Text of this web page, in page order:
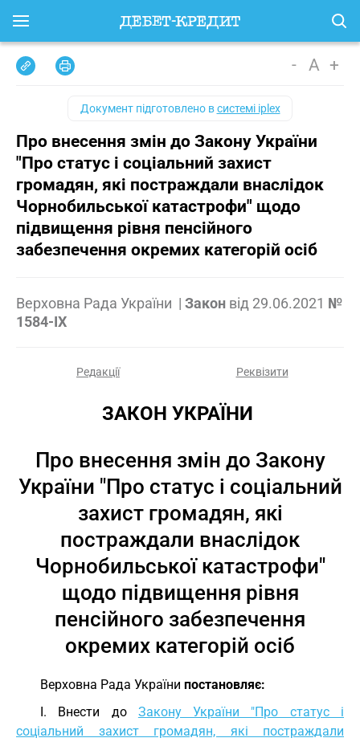
- A +
Документ підготовлено всистемі iplex
Про внесення змін до Закону України
"Про статус і соціальний захист
громадян, які постраждали внаслідок
Чорнобильської катастрофи" щодо
підвищення рівня пенсійного
забезпечення окремих категорій осіб
Верховна Рада України | Закон від 29.06.2021 №
1584-IX
Редакції Реквізити
ЗАКОН УКРАЇНИ
Про внесення змін до Закону
України "Про статус і соціальний
захист громадян, які
постраждали внаслідок
Чорнобильської катастрофи"
щодо підвищення рівня
пенсійного забезпечення
окремих категорій осіб
Верховна Рада України постановляє:
I. Внести до Закону України "Про статус і
соціальний захист громадян, які постраждали